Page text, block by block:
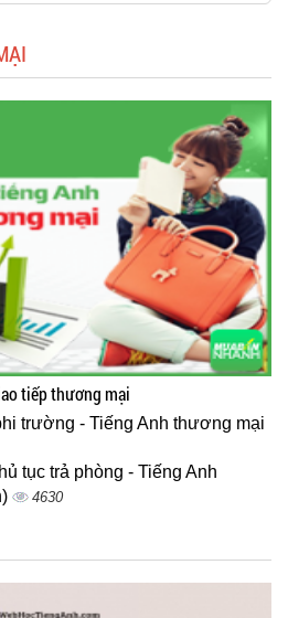
tiếp thương mại
trường - Tiếng Anh thương mại
tục trả phòng - Tiếng Anh
4630